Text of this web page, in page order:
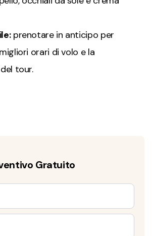
prenotare in anticipo per
orari di volo e la
tour.
Gratuito